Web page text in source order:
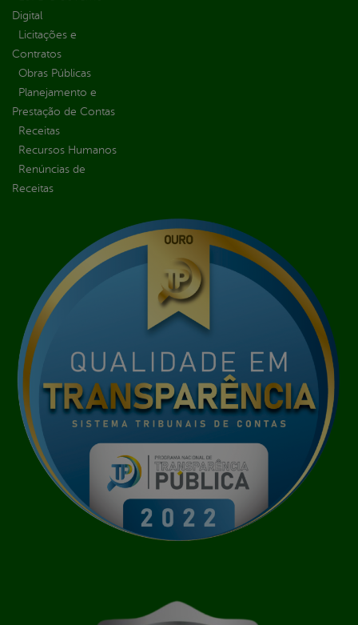
Digital
Licitações e
Contratos
Obras Públicas
Planejamento e
Prestação de Contas
Receitas
Recursos Humanos
Renúncias de
Receitas